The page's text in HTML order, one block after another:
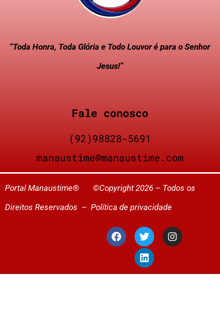
“Toda Honra, Toda Glória e Todo Louvor é para o Senhor
Jesus!”
Fale conosco
(92)98828-5691
manaustime@manaustime.com
Portal Manaustime® ©Copyright 2026 – Todos os
Direitos Reservados – Política de privacidade